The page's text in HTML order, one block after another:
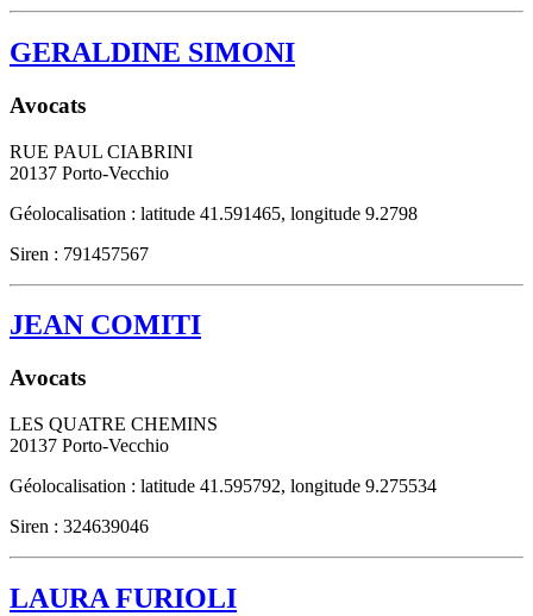
GERALDINE SIMONI
Avocats
RUE PAUL CIABRINI
20137 Porto-Vecchio
Géolocalisation : latitude 41.591465, longitude 9.2798
Siren : 791457567
JEAN COMITI
Avocats
LES QUATRE CHEMINS
20137 Porto-Vecchio
Géolocalisation : latitude 41.595792, longitude 9.275534
Siren : 324639046
LAURA FURIOLI